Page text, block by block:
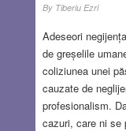
By Tiberiu Ezri
Adeseori
de greșelile
coliziunea unei
cauzate de
profesionalism.
cazuri, care ni se